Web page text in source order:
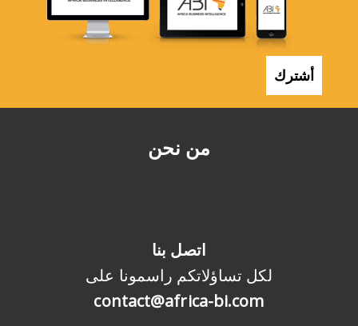
من نحن
اتصل بنا
لكل تساؤلاتكم راسمونا على
contact@africa-bi.com
أشترك